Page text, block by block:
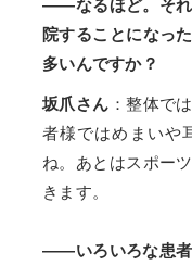
——なるほど。それ
院することになっ
多いんですか？
坂爪さん ：整体で
者様ではめまいや
ね。あとはスポー
きます。
——いろいろな患者